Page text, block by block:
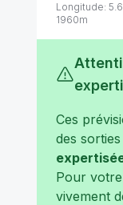
Longitude:
1960m
Ces
des
Pour
vivement